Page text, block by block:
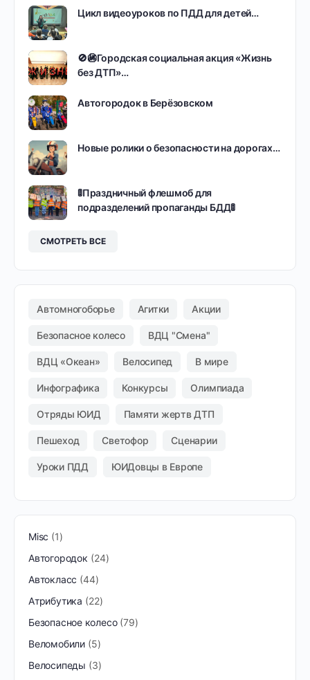
Цикл видеоуроков по ПДД для детей…
🚫🚳Городская социальная акция «Жизнь
без ДТП»…
Автогородок в Берёзовском
Новые ролики о безопасности на дорогах…
🚦Праздничный флешмоб для
подразделений пропаганды БДД🚦
СМОТРЕТЬ ВСЕ
Автомногоборье Агитки Акции
Безопасное колесо ВДЦ "Смена"
ВДЦ «Океан» Велосипед В мире
Инфографика Конкурсы Олимпиада
Отряды ЮИД Памяти жертв ДТП
Пешеход Светофор Сценарии
Уроки ПДД ЮИДовцы в Европе
Misc
1
Автогородок
24
Автокласс 44
Атрибутика
22
Безопасное колесо 79
Веломобили 5
Велосипеды
3